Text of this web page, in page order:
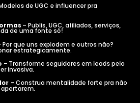
de UGC e influencer pra
– Publis, UGC, afiliados, serviços,
de uma fonte só!
Por que uns explodem e outros não?
estrategicamente.
– Transforme seguidores em leads pelo
invasiva.
– Construa mentalidade forte pra não